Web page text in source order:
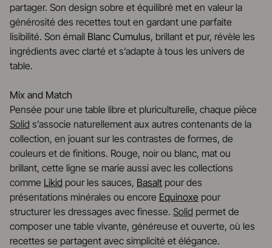
partager. Son design sobre et équilibré met en valeur la
générosité des recettes tout en gardant une parfaite
lisibilité. Son émail Blanc Cumulus, brillant et pur, révèle les
ingrédients avec clarté et s’adapte à tous les univers de
table.
Mix and Match
Pensée pour une table libre et pluriculturelle, chaque pièce
Solid s’associe naturellement aux autres contenants de la
collection, en jouant sur les contrastes de formes, de
couleurs et de finitions. Rouge, noir ou blanc, mat ou
brillant, cette ligne se marie aussi avec les collections
comme Likid pour les sauces, Basalt pour des
présentations minérales ou encore Equinoxe pour
structurer les dressages avec finesse. Solid permet de
composer une table vivante, généreuse et ouverte, où les
recettes se partagent avec simplicité et élégance.